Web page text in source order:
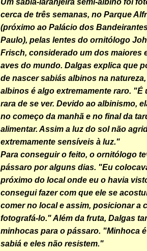
cerca de três semanas, no Parque
(próximo ao Palácio dos
Paulo), pelas lentes do ornitólogo
Frisch, considerado um dos maiores
aves do mundo. Dalgas explica que
de nascer sabiás albinos na
albinos é algo extremamente raro. "É
rara de se ver. Devido ao albinismo,
no começo da manhã e no final da
alimentar. Assim a luz do sol não
extremamente sensíveis à luz."
Para conseguir o feito, o ornitólogo
pássaro por alguns dias. "Eu
próximo do local onde eu o havia
consegui fazer com que ele se
comer no local e assim, posicionar a
fotografá-lo." Além da fruta, Dalgas
minhocas para o pássaro. "Minhoca
sabiá e eles não resistem."